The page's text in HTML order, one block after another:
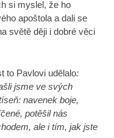
si myslel, že ho
apoštola a dali se
světě ději i dobré věci
to Pavlovi udělalo:
jsme ve svých
navenek boje,
potěšil nás
ale i tím, jak jste